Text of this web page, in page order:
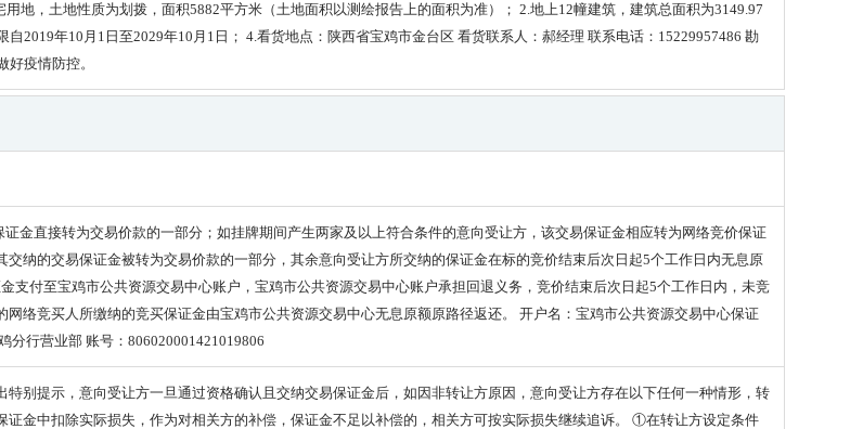
地，土地性质为划拨，面积5882平方米（土地面积以测绘报告上的面积为准）； 2.地上12幢建筑，建筑总面积为3149.97
2019年10月1日至2029年10月1日； 4.看货地点：陕西省宝鸡市金台区 看货联系人：郝经理 联系电话：15229957486 勘
疫情防控。
金直接转为交易价款的一部分；如挂牌期间产生两家及以上符合条件的意向受让方，该交易保证金相应转为网络竞价保证
纳的交易保证金被转为交易价款的一部分，其余意向受让方所交纳的保证金在标的竞价结束后次日起5个工作日内无息原
支付至宝鸡市公共资源交易中心账户，宝鸡市公共资源交易中心账户承担回退义务，竞价结束后次日起5个工作日内，未竞
络竞买人所缴纳的竞买保证金由宝鸡市公共资源交易中心无息原额原路径返还。 开户名：宝鸡市公共资源交易中心保证
分行营业部 账号：806020001421019806
特别提示，意向受让方一旦通过资格确认且交纳交易保证金后，如因非转让方原因，意向受让方存在以下任何一种情形，转
证金中扣除实际损失，作为对相关方的补偿，保证金不足以补偿的，相关方可按实际损失继续追诉。 ①在转让方设定条件